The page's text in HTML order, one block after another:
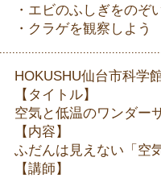
・エビのふしぎをのぞ
・クラゲを観察しよう
HOKUSHU仙台市科学
【タイトル】
空気と低温のワンダー
【内容】
ふだんは見えない「空
【講師】